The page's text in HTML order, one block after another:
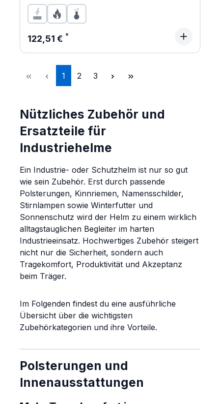
Regulärer Preis:
122,51 €
Seite
1 Seite
2 Seite
3
Nützliches Zubehör und
Ersatzteile für
Industriehelme
Ein Industrie- oder Schutzhelm ist nur so gut
wie sein Zubehör. Erst durch passende
Polsterungen, Kinnriemen, Namensschilder,
Stirnlampen sowie Winterfutter und
Sonnenschutz wird der Helm zu einem wirklich
alltagstauglichen Begleiter im harten
Industrieeinsatz. Hochwertiges Zubehör steigert
nicht nur die Sicherheit, sondern auch
Tragekomfort, Produktivität und Akzeptanz
beim Träger.
Im Folgenden findest du eine ausführliche
Übersicht über die wichtigsten
Zubehörkategorien und ihre Vorteile.
Polsterungen und
Innenausstattungen